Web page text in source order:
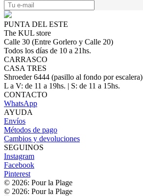
PUNTA DEL ESTE
The KUL store
Calle 30 (Entre Gorlero y Calle 20)
Todos los días de 10 a 21hs.
CARRASCO
CASA TRES
Shroeder 6444 (pasillo al fondo por escalera)
L a V: de 11 a 19hs. | S: de 11 a 15hs.
CONTACTO
WhatsApp
AYUDA
Envíos
Métodos de pago
Cambios y devoluciones
SEGUINOS
Instagram
Facebook
Pinterest
© 2026: Pour la Plage
© 2026: Pour la Plage